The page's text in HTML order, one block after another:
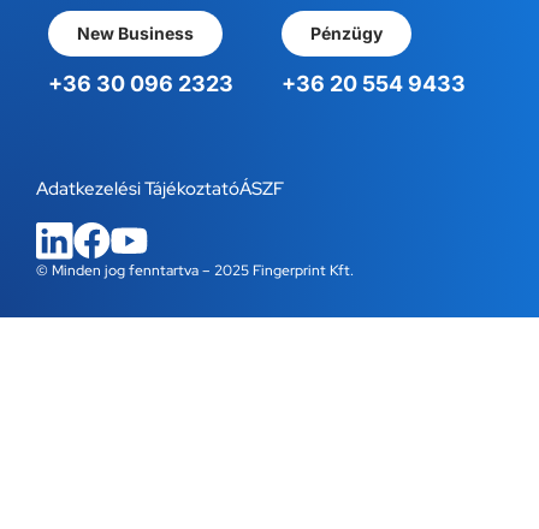
New Business
+36 30 096 2323
Pénzügy
+36 20 554 9433
© Minden jog fenntartva – 2025 Fingerprint Kft.
Adatkezelési TájékoztatóÁSZF